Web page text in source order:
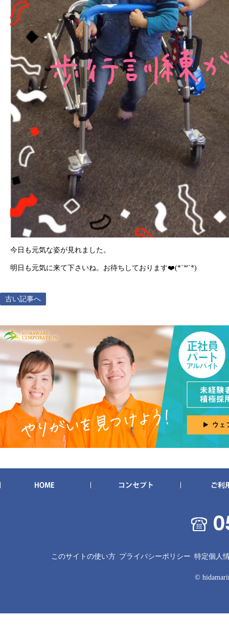
今日も元気な姿が見れました。
明日も元気に来て下さいね。お待ちしております❤️(*´꒳`*)
古い記事へ
このサイトの使い方 プライバシーポリシー 特定個人
©